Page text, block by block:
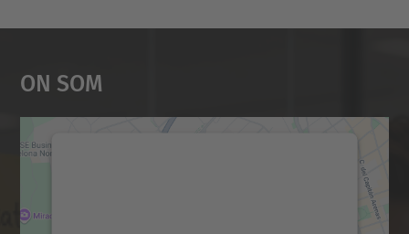
On Som